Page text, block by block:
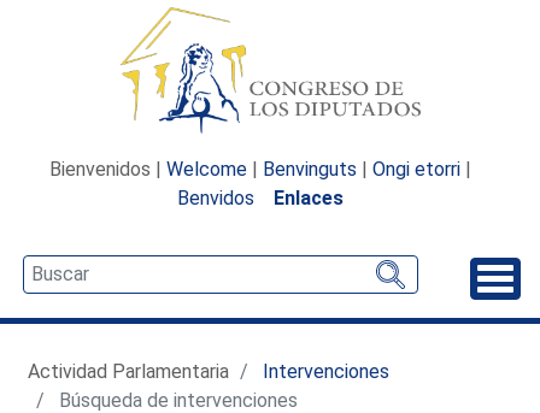
Bienvenidos | Welcome | Benvinguts | Ongi etorri |
Benvidos
Enlaces
Actividad Parlamentaria
Intervenciones
Búsqueda de intervenciones